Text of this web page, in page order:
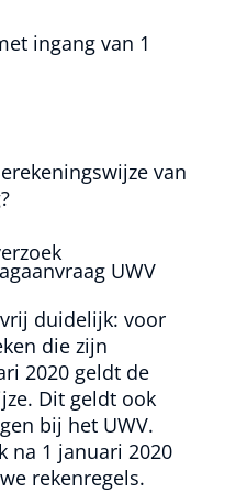
ingang van 1
van
UWV
duidelijk: voor
die zijn
2020 geldt de
Dit geldt ook
bij het UWV.
na 1 januari 2020
rekenregels.